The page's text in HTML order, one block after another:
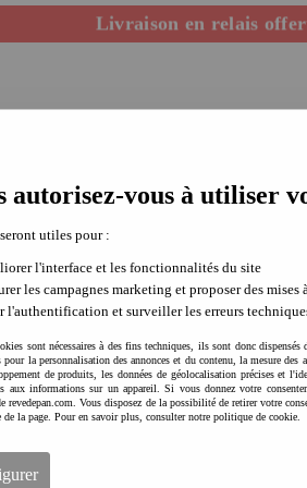
Livraison en relais
CREATIFS
sécurité
est important d'apporter toute la sécurité
le plus léger du marchéavec seulement
240 grammes. Idéal pour les plus jeunes
sont proposés dans les coloris
autorisez-vous à utiliser
utiles pour :
l'interface et les fonctionnalités du site
les campagnes marketing et proposer des
l'authentification et surveiller les erreurs
sont nécessaires à des fins techniques, ils sont donc
pour la personnalisation des annonces et du contenu, la mesure des
de produits, les données de géolocalisation précises et
aux informations sur un appareil. Si vous donnez votre
revedepan.com. Vous disposez de la possibilité de retirer votre
de la page. Pour en savoir plus, consulter notre politique de cookie.